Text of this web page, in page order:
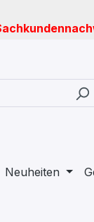
Neuheiten